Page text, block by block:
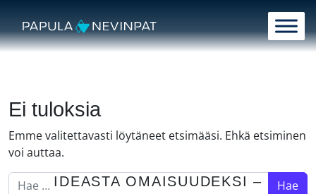
Päävalikko
Ei tuloksia
Emme valitettavasti löytäneet etsimääsi. Ehkä etsiminen
voi auttaa.
Hae:
IDEASTA OMAISUUDEKSI –